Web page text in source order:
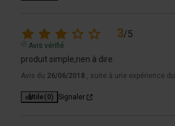
3/5
Avis vérifié
produit simple,rien à dire.
Avis du 26/06/2018 , suite à une expérience du
Utile(0) Signaler